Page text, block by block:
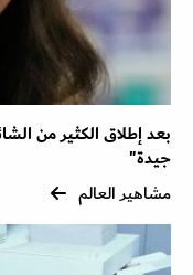
بعد إطلاق الكثير من
جيدة"
مشاهير العالم